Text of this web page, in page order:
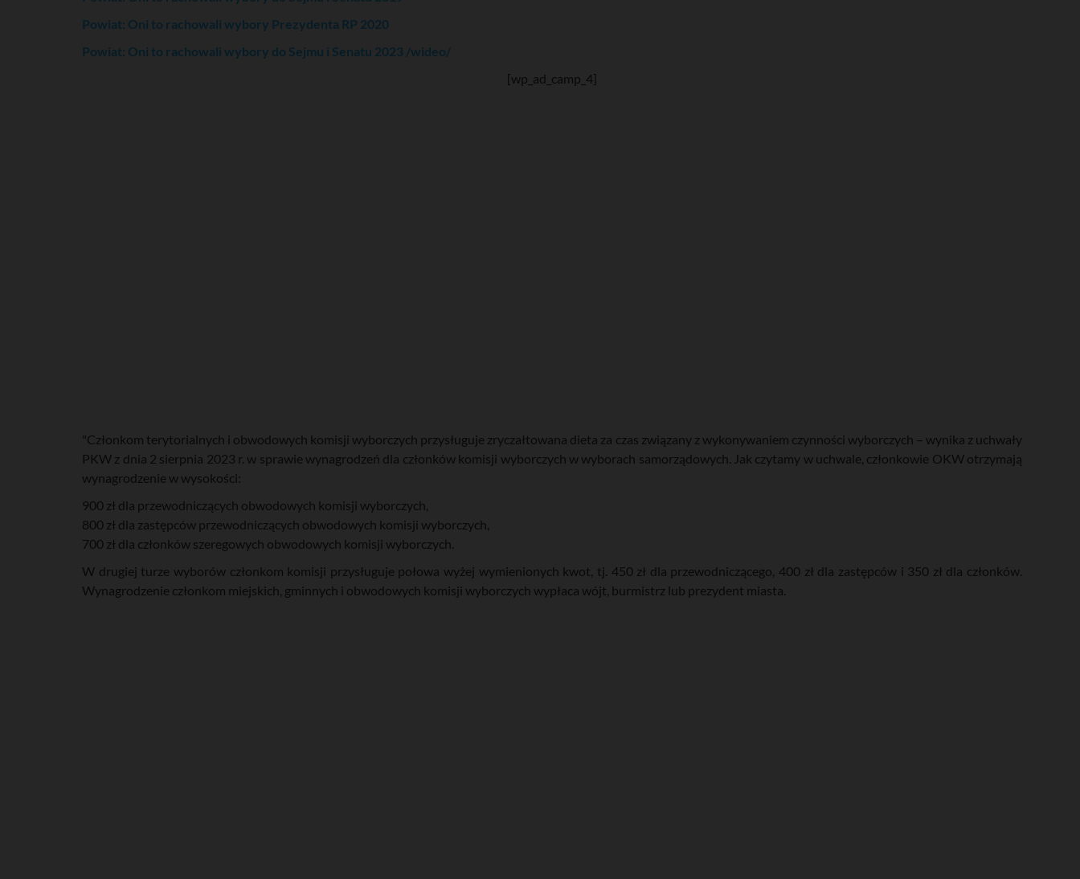
Powiat: Oni to rachowali wybory Prezydenta RP 2020
Powiat: Oni to rachowali wybory do Sejmu i Senatu 2023 /wideo/
[wp_ad_camp_4]
"Członkom terytorialnych i obwodowych komisji wyborczych przysługuje zryczałtowana dieta za czas związany z wykonywaniem czynności wyborczych – wynika z uchwały
PKW z dnia 2 sierpnia 2023 r. w sprawie wynagrodzeń dla członków komisji wyborczych w wyborach samorządowych. Jak czytamy w uchwale, członkowie OKW otrzymają
wynagrodzenie w wysokości:
900 zł dla przewodniczących obwodowych komisji wyborczych,
800 zł dla zastępców przewodniczących obwodowych komisji wyborczych,
700 zł dla członków szeregowych obwodowych komisji wyborczych.
W drugiej turze wyborów członkom komisji przysługuje połowa wyżej wymienionych kwot, tj. 450 zł dla przewodniczącego, 400 zł dla zastępców i 350 zł dla członków.
Wynagrodzenie członkom miejskich, gminnych i obwodowych komisji wyborczych wypłaca wójt, burmistrz lub prezydent miasta.